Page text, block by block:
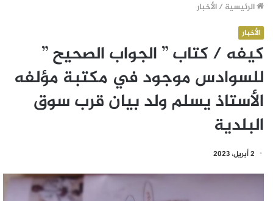
الرئيسية /الأخبار
الأخبار
كيفه / كتاب ” الجواب الصحيح ”
للسوادس موجود في مكتبة مؤلفه
الأستاذ يسلم ولد بيان قرب سوق
البلدية
2 أبريل، 2023